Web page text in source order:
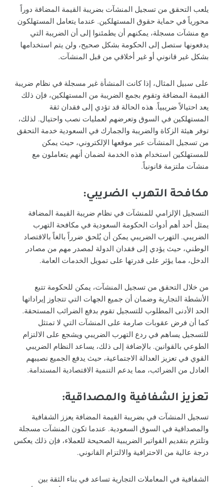
يلعب التحقق من تسجيل المنشآت بضريبة القيمة المضافة دوراً
محورياً في حماية حقوق المستهلكين. عندما يتعامل المستهلكون
مع منشآت مسجلة، يمكنهم أن يطمئنوا إلى أن الضريبة التي
يدفعونها ستصل إلى الحكومة بشكل صحيح، ولن يتم استخدامها
بشكل غير قانوني أو غير أخلاقي من قبل المنشآت.
على سبيل المثال، إذا كانت المنشأة غير مسجلة في نظام ضريبة
القيمة المضافة وتقوم بجمع الضريبة من المستهلكين، فإن ذلك
يعد احتيالاً ضريبياً. هذه الحالة قد تؤدي إلى فقدان ثقة
المستهلكين في السوق وتعرضهم لعمليات نصب واحتيال. لذلك،
توفر هيئة الزكاة والضريبة والجمارك في السعودية خدمة التحقق
من تسجيل المنشآت عبر موقعها الإلكتروني، حيث يمكن
للمستهلكين استخدام هذه الخدمة لضمان أنهم يتعاملون مع
منشآت ملتزمة قانونياً.
مكافحة التهرب الضريبي:
التسجيل الإلزامي للمنشآت في نظام ضريبة القيمة المضافة
يمثل أحد أهم أدوات الحكومة السعودية في مكافحة التهرب
الضريبي. التهرب الضريبي يمكن أن يُلحق ضرراً بالغاً بالاقتصاد
الوطني، حيث يؤدي إلى فقدان الدولة لمصدر مهم من مصادر
الدخل، مما يؤثر على قدرتها على تمويل الخدمات العامة.
من خلال التحقق من تسجيل المنشآت، يمكن للحكومة تتبع
الأنشطة التجارية وضمان أن جميع الجهات التي تتجاوز إيراداتها
الحد الأدنى المطلوب للتسجيل تقوم بدفع الضرائب المستحقة.
كما أن فرض عقوبات صارمة على المنشآت التي لا تمتثل
للتسجيل يساهم في ردع التهرب الضريبي ويشجع على الالتزام
الطوعي بالقوانين. بالإضافة إلى ذلك، يساعد النظام الضريبي
القوي في تعزيز العدالة الاجتماعية، حيث يدفع الجميع نصيبهم
العادل من الضرائب، مما يدعم التنمية الاقتصادية المستدامة.
تعزيز الشفافية والمصداقية:
تسجيل المنشآت في بضريبة القيمة المضافة يعزز الشفافية
والمصداقية في السوق السعودية. عندما تكون المنشآت مسجلة
وتلتزم بتقديم الفواتير الضريبية الصحيحة للعملاء، فإن ذلك يعكس
درجة عالية من الاحترافية والالتزام القانوني.
الشفافية في المعاملات التجارية تساعد في بناء الثقة بين